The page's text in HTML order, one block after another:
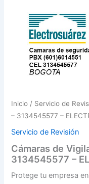
Inicio / Servicio de
– 3134545577 –
Servicio de Revisión
Cámaras de
3134545577 –
Protege tu empresa